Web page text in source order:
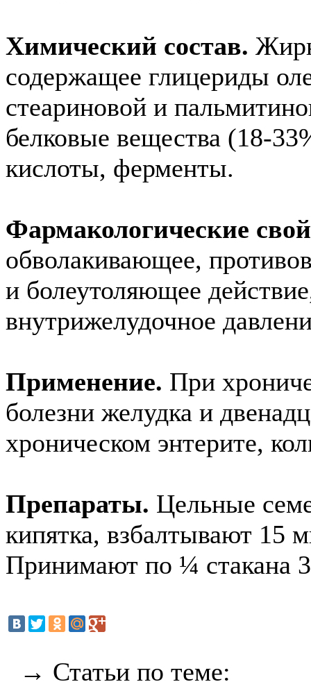
Xимический состав.
содержащее глицериды
стеариновой и
белковые вещества (18-
кислоты, ферменты.
Фармакологические
обволакивающее,
и болеутоляющее
внутрижелудочное
Применение. При
болезни желудка и
хроническом энтерите,
Препараты. Цельные
кипятка, взбалтывают 15
Принимают по ¼ стакана
→ Статьи по теме: